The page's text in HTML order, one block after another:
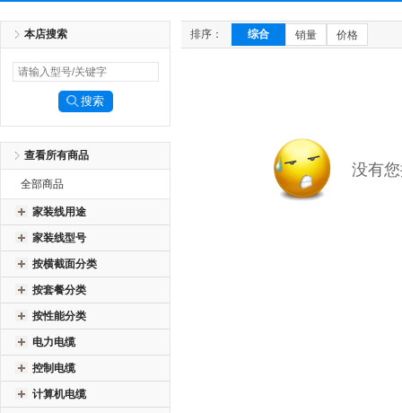
排序： 综合 销量 价格
没有
本店搜索
查看所有商品
全部商品
家装线用途
家装线型号
按横截面分类
按套餐分类
按性能分类
电力电缆
控制电缆
计算机电缆